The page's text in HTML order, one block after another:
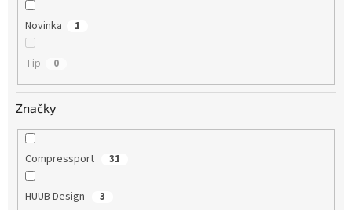
Novinka 1
Tip 0
Značky
Compressport 31
HUUB Design 3